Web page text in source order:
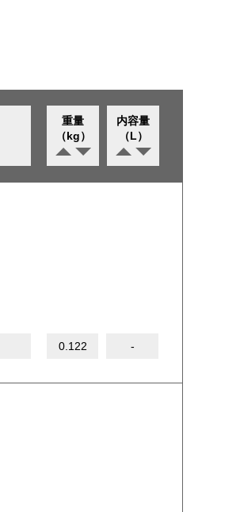
重量
（kg）
内容量
（L）
0.122 -